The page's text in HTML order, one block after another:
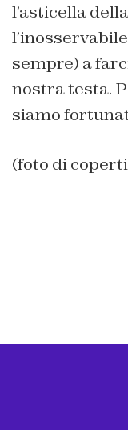
l’asticella
sempre) a
nostra testa.
siamo
(foto di